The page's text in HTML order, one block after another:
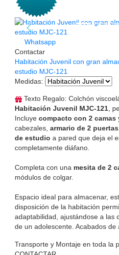
Whatsapp
Contactar
Habitación Juvenil con gran
estudio MJC-121
Medidas:
Texto Regalo: Colchón
Habitación Juvenil MJC-121 ,
Incluye compacto con 2 camas
cabezales, armario de 2 puertas
de estudio a pared que deja el
completamente diáfano.
Completa con una mesita de 2
módulos de colgar.
Espacio ideal para almacenar,
disposición de la habitación
adaptabilidad, ajustándose a las
de un adolescente. Acabados de
Transporte y Montaje en toda la